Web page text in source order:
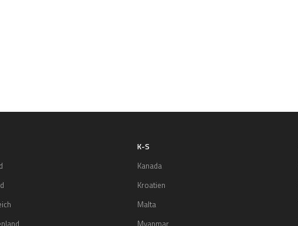
K-S
Kanada
Kroatien
Malta
Myanmar